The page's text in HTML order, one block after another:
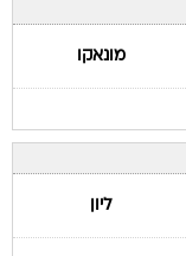
מונאקו
ליון